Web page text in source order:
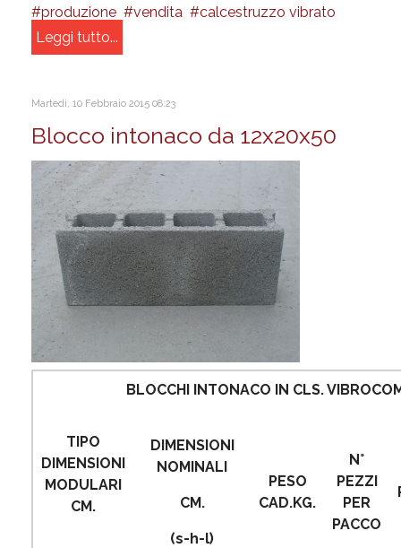
produzione vendita
calcestruzzo vibrato
Leggi tutto...
Martedì, 10 Febbraio 2015 08:23
Blocco intonaco da 12x20x50
BLOCCHI INTONACO IN CLS.
TIPO
DIMENSIONI
MODULARI
CM.
DIMENSIONI
NOMINALI
CM.
(s-h-l)
PESO
CAD.KG.
N°
PEZZI
PER
PACCO